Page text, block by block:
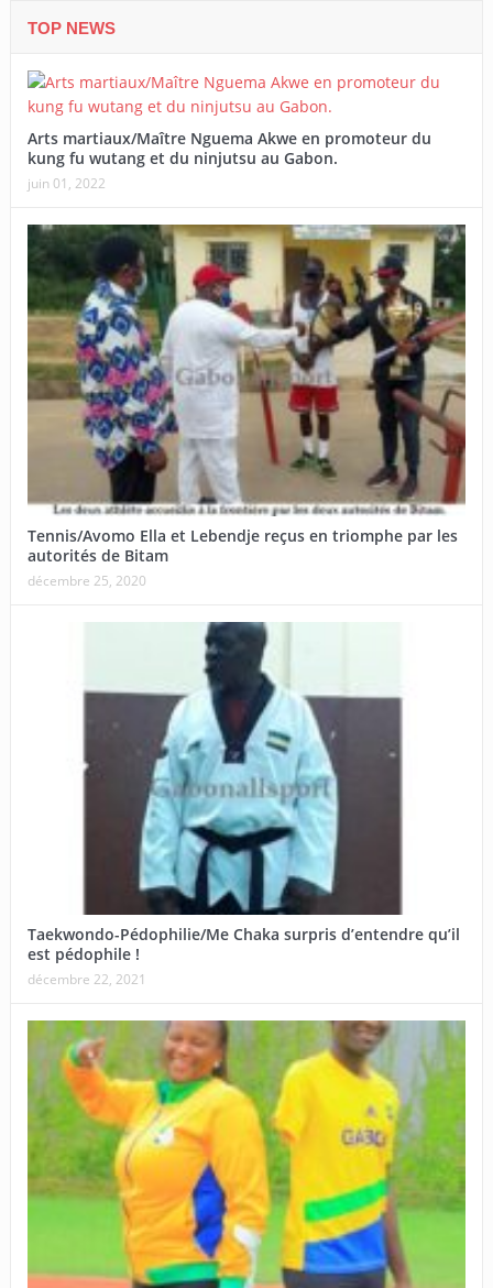
TOP NEWS
Arts martiaux/Maître Nguema Akwe en promoteur du
kung fu wutang et du ninjutsu au Gabon.
juin 01, 2022
Tennis/Avomo Ella et Lebendje reçus en triomphe par les
autorités de Bitam
décembre 25, 2020
Taekwondo-Pédophilie/Me Chaka surpris d’entendre qu’il
est pédophile !
décembre 22, 2021